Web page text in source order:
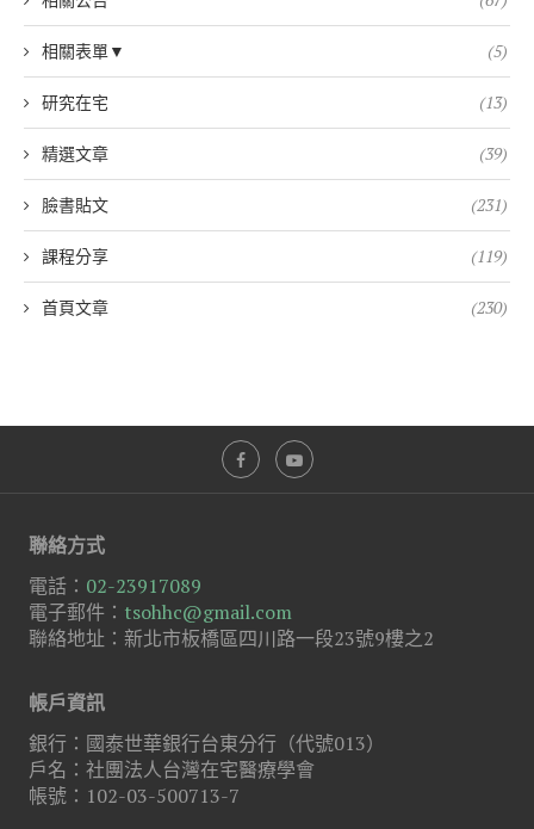
相關表單▼ (5)
研究在宅 (13)
精選文章 (39)
臉書貼文 (231)
課程分享 (119)
首頁文章 (230)
聯絡方式
電話： 02-23917089
電子郵件： tsohhc@gmail.com
聯絡地址：新北市板橋區四川路一段23號9樓之2
帳戶資訊
銀行：國泰世華銀行台東分行（代號013）
戶名：社團法人台灣在宅醫療學會
帳號：102-03-500713-7